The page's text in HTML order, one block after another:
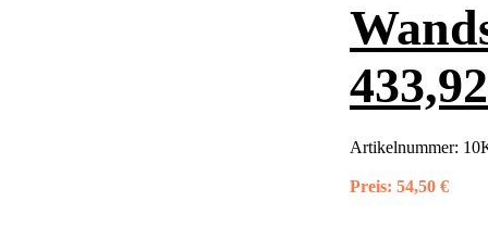
Artikelnummer:
Preis: 54,50 €